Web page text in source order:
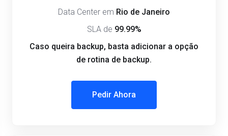
Data Center em Rio de Janeiro
SLA de 99.99%
Caso queira backup, basta adicionar a opção
de rotina de backup.
Pedir Ahora